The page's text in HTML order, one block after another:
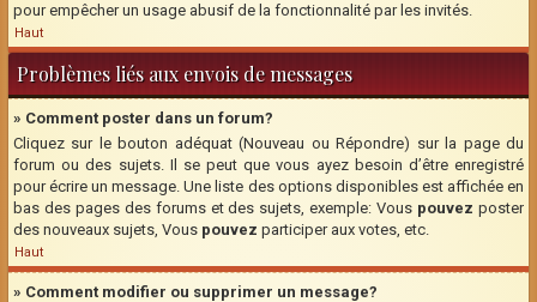
pour empêcher un usage abusif de la fonctionnalité par les invités.
Haut
Problèmes liés aux envois de messages
» Comment poster dans un forum?
Cliquez sur le bouton adéquat (Nouveau ou Répondre) sur la page du
forum ou des sujets. Il se peut que vous ayez besoin d’être enregistré
pour écrire un message. Une liste des options disponibles est affichée en
bas des pages des forums et des sujets, exemple: Vous pouvez poster
des nouveaux sujets, Vous pouvez participer aux votes, etc.
Haut
» Comment modifier ou supprimer un message?